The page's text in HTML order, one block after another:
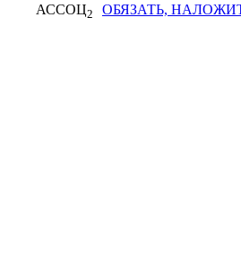
АССОЦ2 ОБЯЗАТЬ,